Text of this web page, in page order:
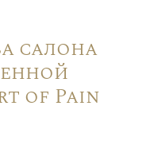
салона
of Pain